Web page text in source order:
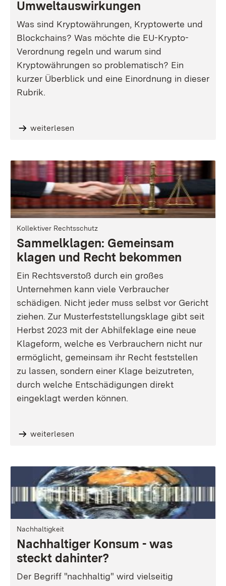
Umweltauswirkungen
Was sind Kryptowährungen, Kryptowerte und
Blockchains? Was möchte die EU-Krypto-
Verordnung regeln und warum sind
Kryptowährungen so problematisch? Ein
kurzer Überblick und eine Einordnung in dieser
Rubrik.
weiterlesen
Kollektiver Rechtsschutz
Sammelklagen: Gemeinsam
klagen und Recht bekommen
Ein Rechtsverstoß durch ein großes
Unternehmen kann viele Verbraucher
schädigen. Nicht jeder muss selbst vor Gericht
ziehen. Zur Musterfeststellungsklage gibt seit
Herbst 2023 mit der Abhilfeklage eine neue
Klageform, welche es Verbrauchern nicht nur
ermöglicht, gemeinsam ihr Recht feststellen
zu lassen, sondern einer Klage beizutreten,
durch welche Entschädigungen direkt
eingeklagt werden können.
weiterlesen
Nachhaltigkeit
Nachhaltiger Konsum - was
steckt dahinter?
Der Begriff "nachhaltig" wird vielseitig